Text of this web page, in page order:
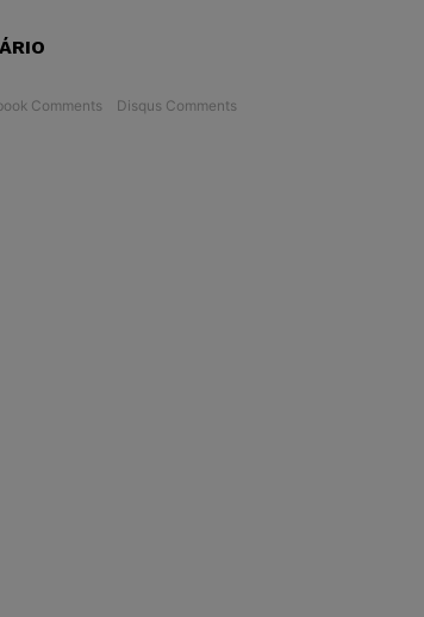
Comments Disqus Comments